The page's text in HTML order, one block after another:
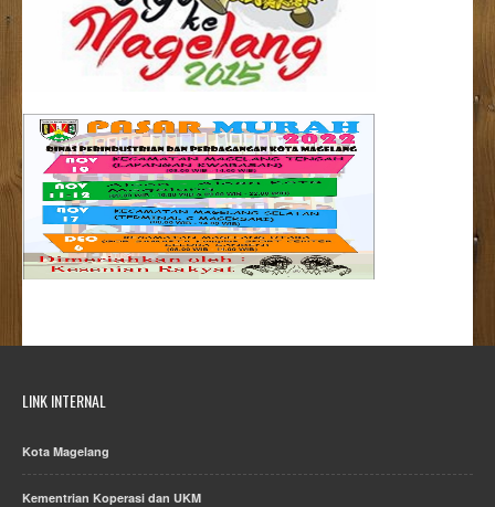
LINK INTERNAL
Kota Magelang
Kementrian Koperasi dan UKM